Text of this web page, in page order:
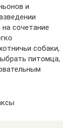
и
сочетание
собаки,
питомца,